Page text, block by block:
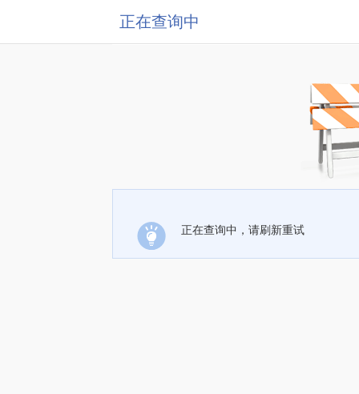
正在查询中
正在查询中，请刷新重试